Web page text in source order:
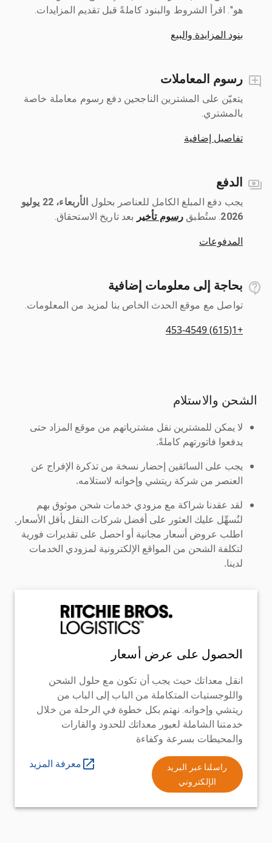
هو". اقرأ الشروط والبنود كاملةً قبل تقديم المزايدات.
بنود المزايدة والبيع
رسوم المعاملات
يتعيّن على المشترين الناجحين دفع رسوم معاملة خاصة
بالمشتري.
تفاصيل إضافية
الدفع
يجب دفع المبلغ الكامل للعناصر بحلول ‎
الأربعاء، 22 يوليو
2026
رسوم تأخير بعد تاريخ الاستحقاق.
المدفوعات
بحاجة إلى معلومات إضافية
تواصل مع موقع الحدث الخاص بنا لمزيد من المعلومات.
+1(615) 453-4549
الشحن والاستلام
لا يمكن للمشترين نقل مشترياتهم من موقع المزاد حتى
يدفعوا فاتورتهم كاملةً.
يجب على السائقين إحضار نسخة من تذكرة الإفراج عن
العنصر من شركة ريتشي وإخوانه لاستلامه.
لقد عقدنا شراكة مع مزودي خدمات شحن موثوق بهم
لنُسهِّل عليك العثور على أفضل شركات النقل بأقل الأسعار.
اطلب عروض أسعار مجانية أو احصل على تقديرات فورية
لتكلفة الشحن من المواقع الإلكترونية لمزودي الخدمات
لدينا.
الحصول على عرض أسعار
انقل معداتك حيث يجب أن تكون مع حلول الشحن
واللوجستيات المتكاملة من الباب إلى الباب من
ريتشي وإخوانه. نهتم بكل خطوة في الرحلة من خلال
خدمتنا الشاملة لعبور معداتك للحدود والقارات
والمحيطات بسرعة وكفاءة
راسلنا عبر البريد
الإلكتروني
معرفة المزيد